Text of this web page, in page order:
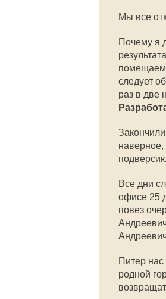
Мы все
Почему я
помещаем
следует
раз в две
Все дни
офисе 25
повез
Питер нас
родной